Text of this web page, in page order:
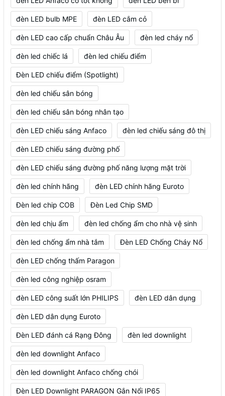
đèn LED bulb MPE đèn LED cắm cỏ
đèn LED cao cấp chuẩn Châu Âu đèn led cháy nổ
đèn led chiếc lá đèn led chiếu điểm
Đèn LED chiếu điểm (Spotlight)
đèn led chiếu sân bóng
đèn led chiếu sân bóng nhân tạo
đèn LED chiếu sáng Anfaco đèn led chiếu sáng đô thị
đèn LED chiếu sáng đường phố
đèn LED chiếu sáng đường phố năng lượng mặt trời
đèn led chính hãng đèn LED chính hãng Euroto
Đèn led chip COB Đèn Led Chip SMD
đèn led chịu ẩm đèn led chống ẩm cho nhà vệ sinh
đèn led chống ẩm nhà tắm Đèn LED Chống Cháy Nổ
đèn LED chống thấm Paragon
đèn led công nghiệp osram
đèn LED công suất lớn PHILIPS đèn LED dân dụng
đèn LED dân dụng Euroto
Đèn LED đánh cá Rạng Đông đèn led downlight
đèn led downlight Anfaco
đèn led downlight Anfaco chống chói
Đèn LED Downlight PARAGON Gắn Nổi IP65